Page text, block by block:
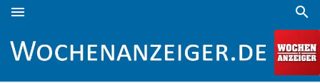
menu search